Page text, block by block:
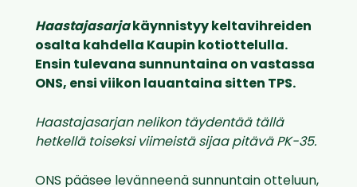
Haastajasarjakäynnistyy keltavihreiden
osalta kahdella Kaupin kotiottelulla.
Ensin tulevana sunnuntaina on vastassa
ONS, ensi viikon lauantaina sitten TPS.
Haastajasarjan nelikon täydentää tällä
hetkellä toiseksi viimeistä sijaa pitävä PK-35.
ONS pääsee levänneenä sunnuntain otteluun,